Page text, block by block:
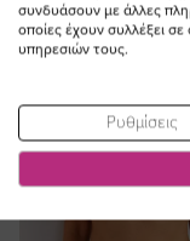
συνδυάσουν με άλλες
οποίες έχουν συλλέξει
υπηρεσιών τους.
Ρυθμίσεις